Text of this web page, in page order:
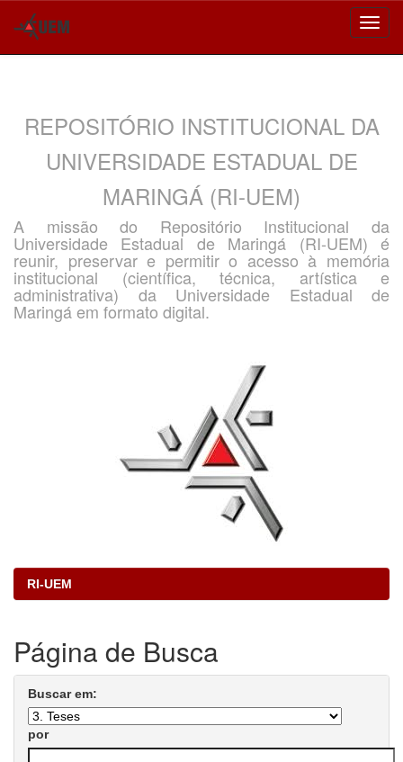
REPOSITÓRIO INSTITUCIONAL DA
UNIVERSIDADE ESTADUAL DE
MARINGÁ (RI-UEM)
A missão do Repositório Institucional da
Universidade Estadual de Maringá (RI-UEM) é
reunir, preservar e permitir o acesso à memória
institucional (científica, técnica, artística e
administrativa) da Universidade Estadual de
Maringá em formato digital.
RI-UEM
Página de Busca
Buscar em:
por